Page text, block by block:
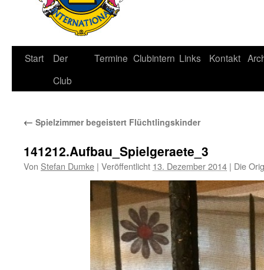
Start
Der
Club
Termine Clubintern Links Kontakt
← Spielzimmer begeistert Flüchtlingskinder
141212.Aufbau_Spielgeraete_3
Von Stefan Dumke | Veröffentlicht 13. Dezember 2014 | Die